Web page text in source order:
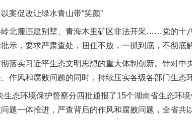
促改让绿水青山带“笑颜”
麓违建别墅、青海木里矿区非法开采……党的十
示，要求严肃查处，扭住不放，一抓到底，不彻底
实习近平生态文明思想的重大体制创新。针对中
作风和腐败问题的同时，持续压实各级各部门生态
环境保护督察分四批通报了15个湖南省生态环境
题一体推进，严查背后的作风和腐败问题，全省共